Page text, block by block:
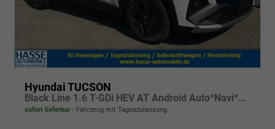
Hyundai TUCSON
Black Line 1.6 T-GDi HEV AT Android Auto*Navi*SHZ*Kamera*2Z Klimaauto*
sofort lieferbar Fahrzeug mit Tageszulassung